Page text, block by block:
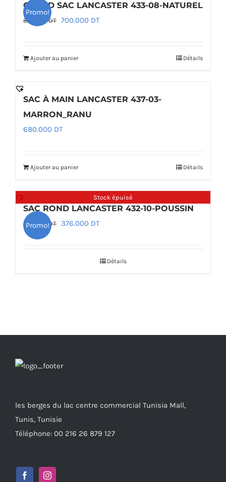
Promo!
GRAND SAC LANCASTER 433-08-NATUREL
875.000DT Le
était :
700.000 DTLe
Ajouter au panier Détails
SAC À MAIN LANCASTER 437-03-
MARRON_RANU
680.000 DT
Ajouter au panier Détails
Stock épuisé
Promo!
SAC ROND LANCASTER 432-10-POUSSIN
470.000DT Le
376.000 DTLe
est :Détails
les berges du lac centre commercial Tunisia Mall,
Tunis, Tunisie
Téléphone: 00 216 26 879 127